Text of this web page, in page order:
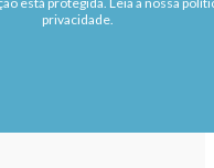
privacidade.